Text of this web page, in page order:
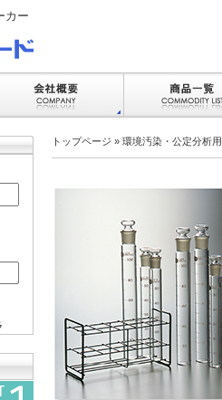
カー
トップページ » 環境汚染・公定分析